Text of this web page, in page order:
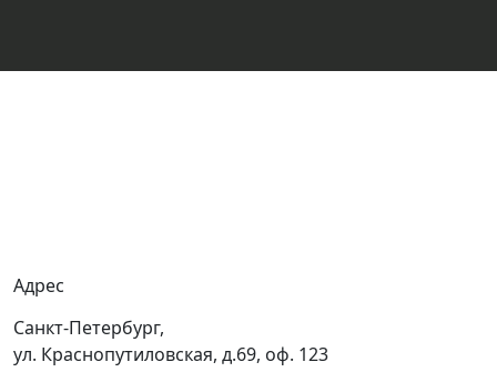
Адрес
Санкт-Петербург,
ул. Краснопутиловская, д.69, оф. 123